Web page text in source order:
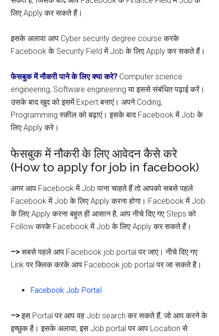
लिए Apply कर सकते हैं।
इसके अलावा आप Cyber security degree course करके
Facebook के Security Field में Job के लिए Apply कर सकते हैं।
फेसबुक में नौकरी पाने के लिए क्या करे? Computer science
engineering, Software engineering या इससे संबंधित पढ़ाई करें।
उसके बाद खुद को इसमें Expert बनाएं। अपने Coding,
Programming स्कील को बढ़ाएं। इसके बाद Facebook में Job के
लिए Apply करे।
फेसबुक में नौकरी के लिए आवेदन कैसे करे
(How to apply for job in facebook)
अगर आप Facebook में Job पाना चाहते हैं तो आपको सबसे पहले
Facebook में Job के लिए Apply करना होगा। Facebook में Job
के लिए Apply करना बहुत ही आसान है, आप नीचे दिए गए Steps को
Follow करके Facebook में Job के लिए Apply कर सकते हैं।
–>सबसे पहले आप Facebook job portal पर जाए। नीचे दिए गए
Link पर क्लिक करके आप Facebook job portal पर जा सकते है।
Facebook Job Portal
–>इस Portal पर आप वह Job search कर सकते हैं, जो आप करने के
इच्छुक है। इसके अलावा, इस Job portal पर आप Location से